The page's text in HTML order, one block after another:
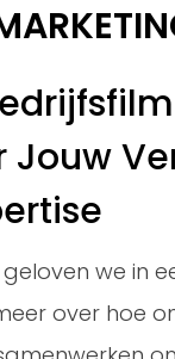
Jouw
we in
over hoe